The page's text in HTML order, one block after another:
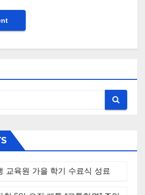
교육원 가을 학기 수료식 성료